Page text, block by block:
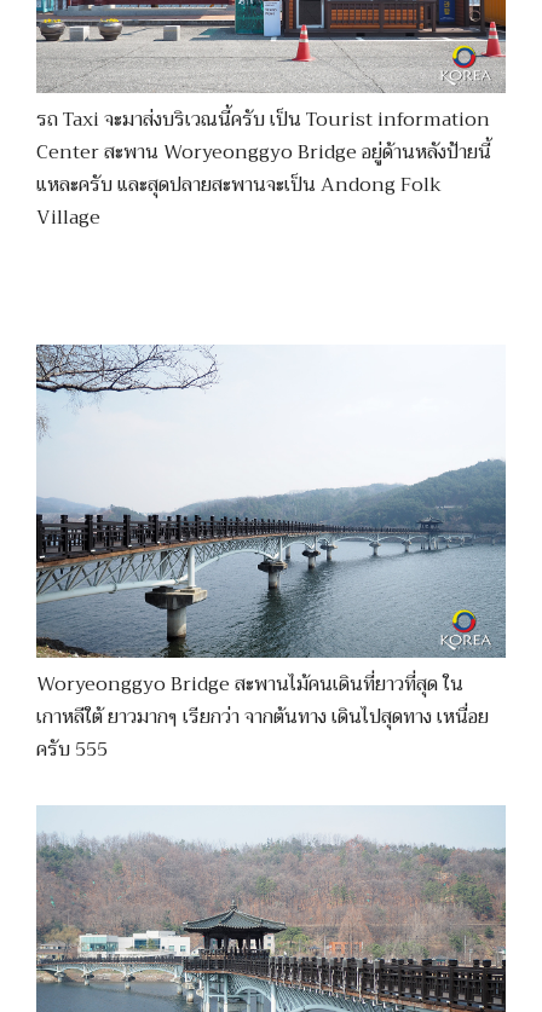
รถ Taxi จะมาส่งบริเวณนี้ครับ เป็น Tourist information
Center สะพาน Woryeonggyo Bridge อยู่ด้านหลังป้ายนี้
แหละครับ และสุดปลายสะพานจะเป็น Andong Folk
Village
Woryeonggyo Bridge สะพานไม้คนเดินที่ยาวที่สุด ใน
เกาหลีใต้ ยาวมากๆ เรียกว่า จากต้นทาง เดินไปสุดทาง เหนื่อย
ครับ 555